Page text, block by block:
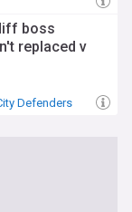
boss
replaced v
Defenders